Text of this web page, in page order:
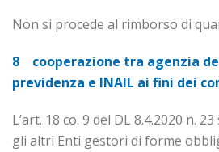
Non si procede al rimborso di
8 cooperazione tra agenzia
previdenza e INAIL ai fini dei
L’art. 18 co. 9 del DL 8.4.2020 n.
gli altri Enti gestori di forme